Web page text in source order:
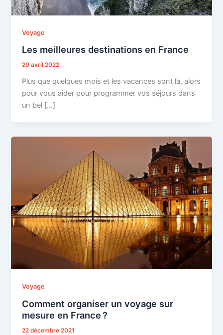
Voyage
Les meilleures destinations en France
20 avril 2022
Plus que quelques mois et les vacances sont là, alors
pour vous aider pour programmer vos séjours dans
un bel […]
Voyage
Comment organiser un voyage sur
mesure en France ?
22 décembre 2021